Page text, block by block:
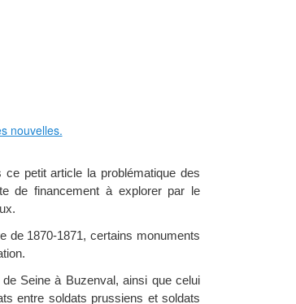
ce petit article la problématique des
de financement à explorer par le
de 1870-1871, certains monuments
Seine à Buzenval, ainsi que celui
entre soldats prussiens et soldats